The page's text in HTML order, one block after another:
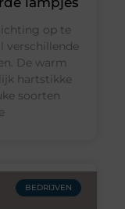
op te
verschillende
De warm
hartstikke
soorten
BEDRIJVEN